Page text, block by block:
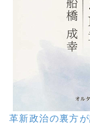
革新政治の裏方